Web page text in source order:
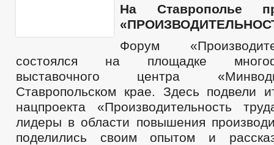
На Ставрополье
Форум
состоялся на площадке
выставочного центра
Ставропольском крае. Здесь подвели
нацпроекта «Производительность
лидеры в области повышения
поделились своим опытом и